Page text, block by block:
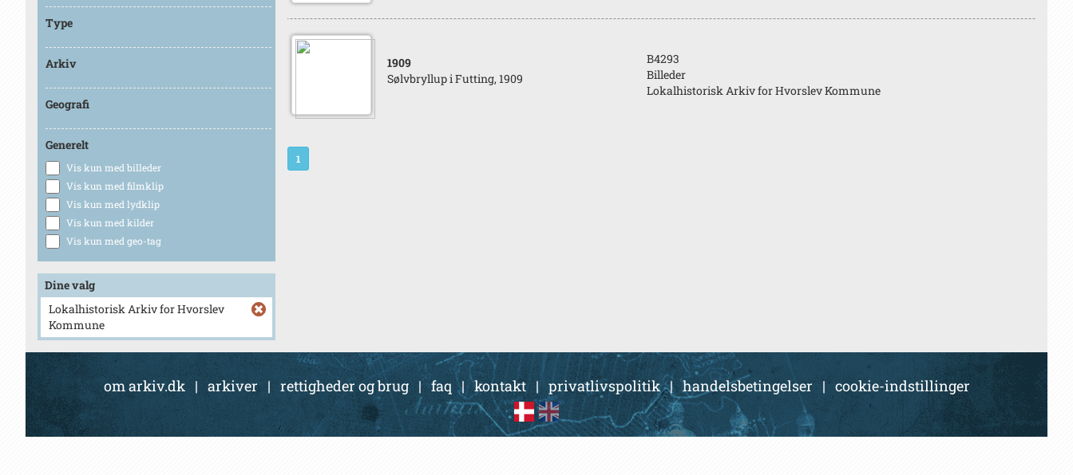
Type
Arkiv
Geografi
Generelt
Vis kun med billeder
Vis kun med filmklip
Vis kun med lydklip
Vis kun med kilder
Vis kun med geo-tag
Dine valg
Lokalhistorisk Arkiv for Hvorslev
Kommune
1909
Sølvbryllup i Futting, 1909
B4293
Billeder
Lokalhistorisk Arkiv for Hvorslev Kommune
1
om arkiv.dk | arkiver| rettigheder og brug|faq |kontakt| privatlivspolitik|handelsbetingelser | cookie-indstillinger